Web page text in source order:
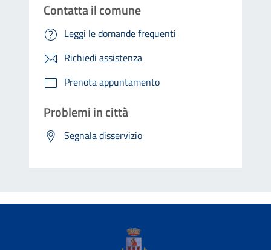
Contatta il comune
Leggi le domande frequenti
Richiedi assistenza
Prenota appuntamento
Problemi in città
Segnala disservizio